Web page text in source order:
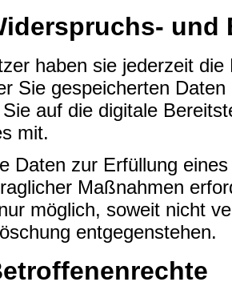
haben sie jederzeit
Sie gespeicherten
auf die digitale
mit.
Daten zur Erfüllung
Maßnahmen
möglich, soweit nicht
entgegenstehen.